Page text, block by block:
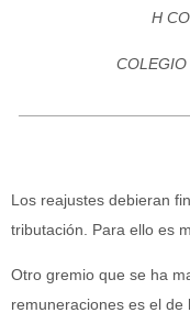
H CONSEJO
COLEGIO
Los reajustes debieran
tributación. Para ello es
Otro gremio que se ha
remuneraciones es el de